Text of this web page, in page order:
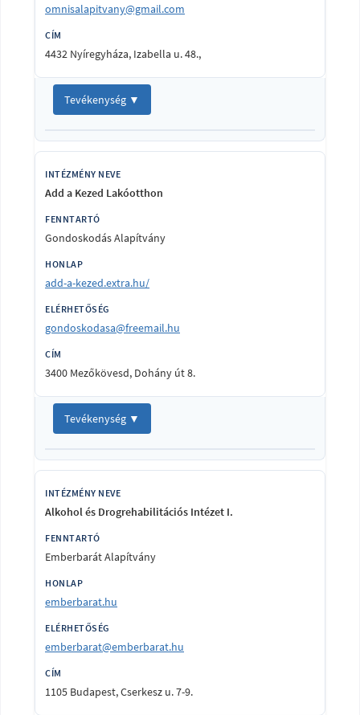
omnisalapitvany@gmail.com
4432 Nyíregyháza, Izabella u. 48.,
Tevékenység ▼
Add a Kezed Lakóotthon
Gondoskodás Alapítvány
add-a-kezed.extra.hu/
gondoskodasa@freemail.hu
3400 Mezőkövesd, Dohány út 8.
Tevékenység ▼
Alkohol és Drogrehabilitációs Intézet I.
Emberbarát Alapítvány
emberbarat.hu
emberbarat@emberbarat.hu
1105 Budapest, Cserkesz u. 7-9.